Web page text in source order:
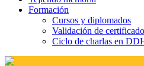
Formación
Cursos y diplomados
Validación de
Ciclo de charlas en